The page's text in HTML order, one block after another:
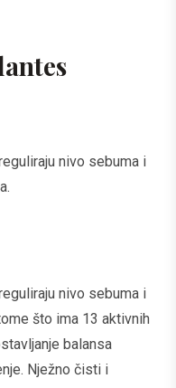
nivo sebuma i
nivo sebuma i
što ima 13 aktivnih
balansa
Nježno čisti i